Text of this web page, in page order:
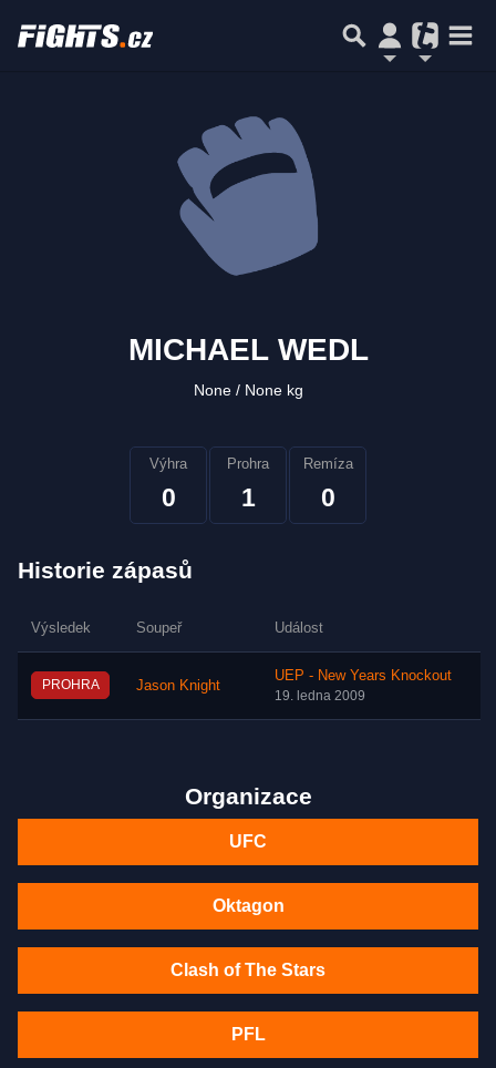
MICHAEL WEDL
None None kg
Výhra
0
Prohra
1
Remíza
0
Historie zápasů
Výsledek Soupeř Událost
PROHRA Jason Knight
UEP - New Years Knockout
19. ledna 2009
Organizace
UFC
Oktagon
Clash of The Stars
PFL